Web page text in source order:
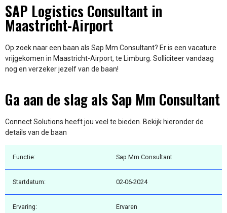
SAP Logistics Consultant in
Maastricht-Airport
Op zoek naar een baan als Sap Mm Consultant? Er is een vacature
vrijgekomen in Maastricht-Airport, te Limburg. Solliciteer vandaag
nog en verzeker jezelf van de baan!
Ga aan de slag als Sap Mm Consultant
Connect Solutions heeft jou veel te bieden. Bekijk hieronder de
details van de baan
Functie: Sap Mm Consultant
Startdatum: 02-06-2024
Ervaring: Ervaren